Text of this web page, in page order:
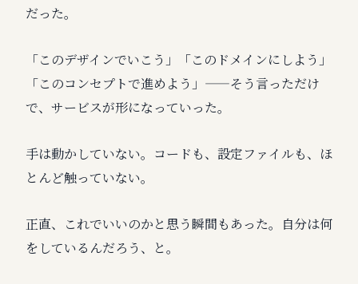
だった。
「このデザインでいこう」「このドメインにしよう」
「このコンセプトで進めよう」——そう言っただけ
で、サービスが形になっていった。
手は動かしていない。コードも、設定ファイルも、ほ
とんど触っていない。
正直、これでいいのかと思う瞬間もあった。自分は何
をしているんだろう、と。